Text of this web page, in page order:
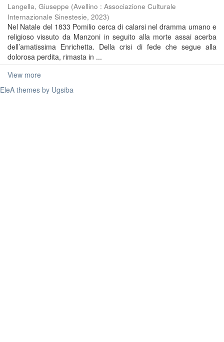
Langella, Giuseppe (Avellino : Associazione Culturale
Internazionale Sinestesie, 2023)
Nel Natale del 1833 Pomilio cerca di calarsi nel dramma umano e
religioso vissuto da Manzoni in seguito alla morte assai acerba
dell’amatissima Enrichetta. Della crisi di fede che segue alla
dolorosa perdita, rimasta in ...
View more
EleA themes by Ugsiba